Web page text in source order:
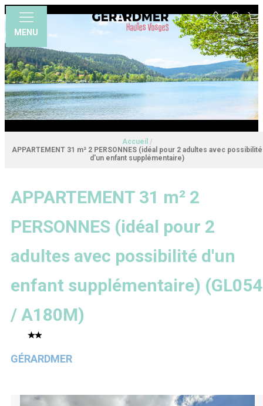
MENU
Accueil /
APPARTEMENT 31 m² 2 PERSONNES (idéal pour 2 adultes avec possibilité
d'un enfant supplémentaire)
APPARTEMENT 31 m² 2
PERSONNES (idéal pour 2
adultes avec possibilité d'un
enfant supplémentaire) (GL054
/ A180M)
GÉRARDMER